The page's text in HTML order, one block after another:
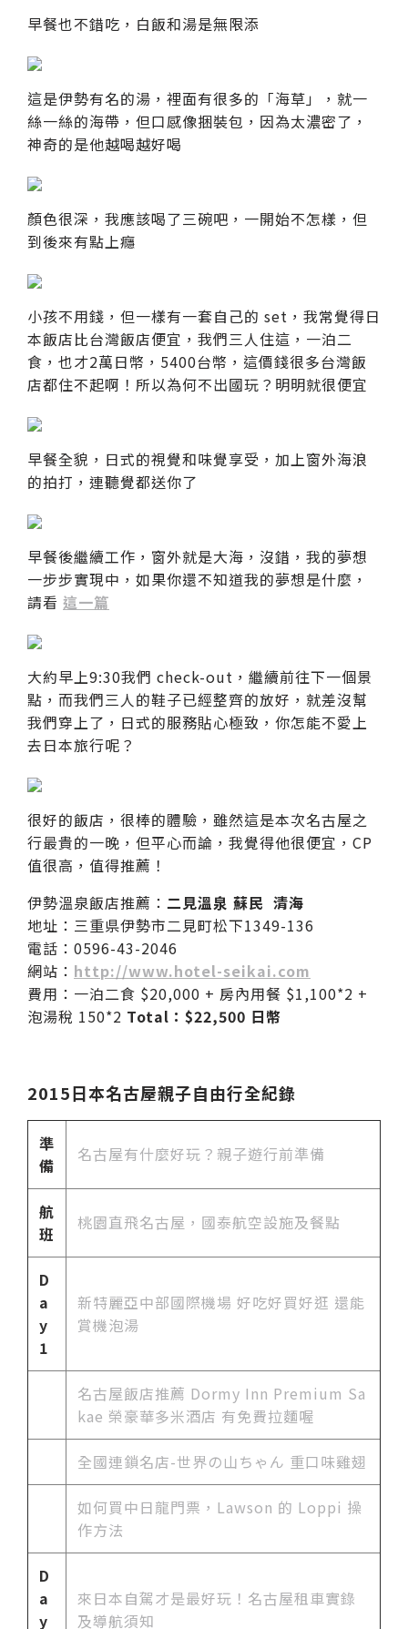
早餐也不錯吃，白飯和湯是無限添
這是伊勢有名的湯，裡面有很多的「海草」，就一
絲一絲的海帶，但口感像捆裝包，因為太濃密了，
神奇的是他越喝越好喝
顏色很深，我應該喝了三碗吧，一開始不怎樣，但
到後來有點上癮
小孩不用錢，但一樣有一套自己的 set，我常覺得日
本飯店比台灣飯店便宜，我們三人住這，一泊二
食，也才2萬日幣，5400台幣，這價錢很多台灣飯
店都住不起啊！所以為何不出國玩？明明就很便宜
早餐全貌，日式的視覺和味覺享受，加上窗外海浪
的拍打，連聽覺都送你了
早餐後繼續工作，窗外就是大海，沒錯，我的夢想
一步步實現中，如果你還不知道我的夢想是什麼，
請看 這一篇
大約早上9:30我們 check-out，繼續前往下一個景
點，而我們三人的鞋子已經整齊的放好，就差沒幫
我們穿上了，日式的服務貼心極致，你怎能不愛上
去日本旅行呢？
很好的飯店，很棒的體驗，雖然這是本次名古屋之
行最貴的一晚，但平心而論，我覺得他很便宜，CP
值很高，值得推薦！
伊勢溫泉飯店推薦： 二見溫泉 蘇民 清海
地址：三重県伊勢市二見町松下1349-136
電話：0596-43-2046
網站： http://www.hotel-seikai.com
費用：一泊二食 $20,000 + 房內用餐 $1,100*2 +
泡湯稅 150*2 Total：$22,500 日幣
2015日本名古屋親子自由行全紀錄
準
備
名古屋有什麼好玩？親子遊行前準備
航
班
桃園直飛名古屋，國泰航空設施及餐點
D
a
y
1
新特麗亞中部國際機場 好吃好買好逛 還能
賞機泡湯
名古屋飯店推薦 Dormy Inn Premium Sa
kae 榮豪華多米酒店 有免費拉麵喔
全國連鎖名店-世界の山ちゃん 重口味雞翅
如何買中日龍門票，Lawson 的 Loppi 操
作方法
D
a
y
來日本自駕才是最好玩！名古屋租車實錄
及導航須知